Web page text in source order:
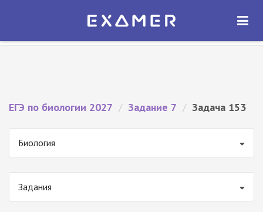
Экзамер — ЕГЭ 2027
ОТКРЫТЬ
ЕГЭ по биологии 2027 / Задание 7 / Задача 153
Биология
Задания